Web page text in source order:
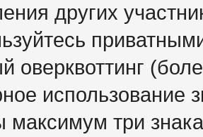
других
оверквоттинг
использование
максимум три